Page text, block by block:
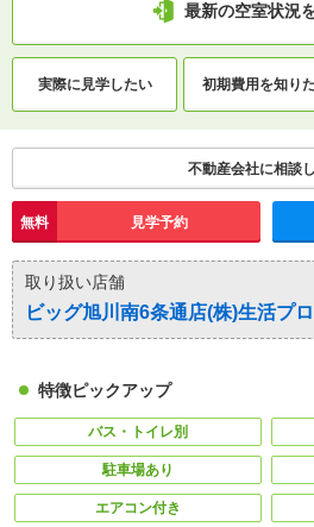
最新の空室状況
実際に見学したい 初期費用を知り
不動産会社に相談
無料 見学予約
取り扱い店舗
ビッグ旭川南6条通店(株)生活プ
特徴ピックアップ
バス・トイレ別
駐車場あり
エアコン付き